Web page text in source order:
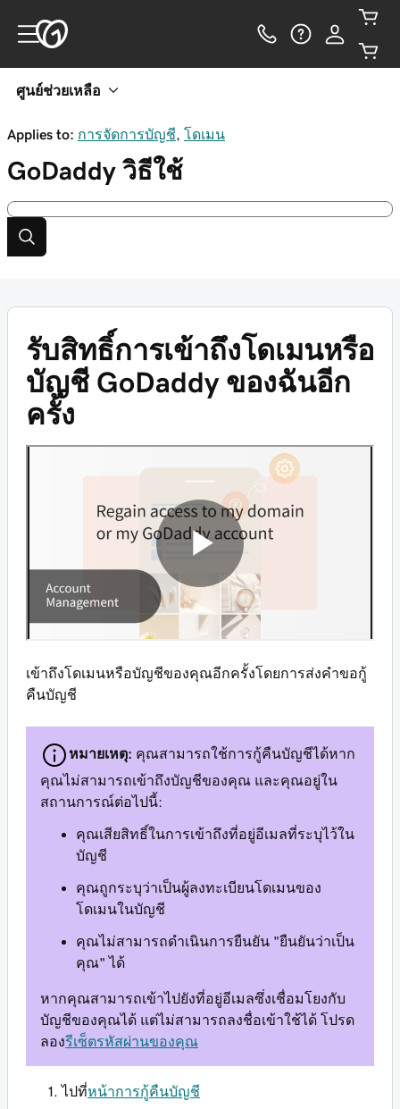
ศูนย์ช่วยเหลือ
Applies to: การจัดการบัญชี โดเมน
GoDaddy วิธีใช้
รับสิทธิ์การเข้าถึงโดเมนหรือ
บัญชี GoDaddy ของฉันอีก
ครั้ง
เข้าถึงโดเมนหรือบัญชีของคุณอีกครั้งโดยการส่งคำขอกู้
คืนบัญชี
หมายเหตุ: คุณสามารถใช้การกู้คืนบัญชีได้หาก
คุณไม่สามารถเข้าถึงบัญชีของคุณ และคุณอยู่ใน
สถานการณ์ต่อไปนี้:
คุณเสียสิทธิ์ในการเข้าถึงที่อยู่อีเมลที่ระบุไว้ใน
บัญชี
คุณถูกระบุว่าเป็นผู้ลงทะเบียนโดเมนของ
โดเมนในบัญชี
คุณไม่สามารถดำเนินการยืนยัน "ยืนยันว่าเป็น
คุณ" ได้
หากคุณสามารถเข้าไปยังที่อยู่อีเมลซึ่งเชื่อมโยงกับ
บัญชีของคุณได้ แต่ไม่สามารถลงชื่อเข้าใช้ได้ โปรด
ลองรีเซ็ตรหัสผ่านของคุณ
ไปที่หน้าการกู้คืนบัญชี